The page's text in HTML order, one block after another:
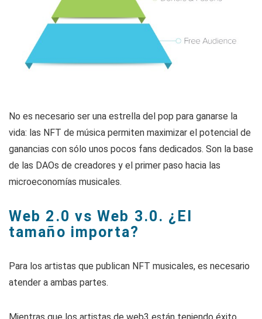
No es necesario ser una estrella del pop para ganarse la
vida: las NFT de música permiten maximizar el potencial de
ganancias con sólo unos pocos fans dedicados. Son la base
de las DAOs de creadores y el primer paso hacia las
microeconomías musicales.
Web 2.0 vs Web 3.0. ¿El
tamaño importa?
Para los artistas que publican NFT musicales, es necesario
atender a ambas partes.